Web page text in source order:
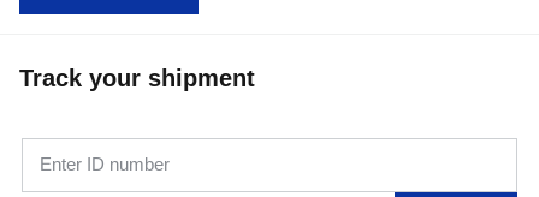
Track your shipment
Enter ID number